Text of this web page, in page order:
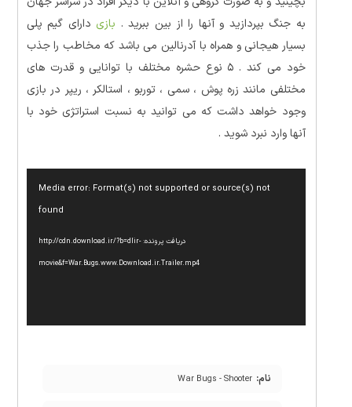
به جنگ بپردازید و آنها را از بین ببرید . بازی دارای گیم پلی
بسیار هیجانی و همراه با آدرنالین می باشد که مخاطب را جذب
خود می کند . ۵ نوع حشره مختلف با توانایی و قدرت های
مختلفی مانند زره پوش ، سمی ، توربو ، استالکر ، ریپر در بازی
وجود خواهد داشت که می توانید به نسبت استراتژی خود با
آنها وارد نبرد شوید .
Media error: Format(s) not supported or source(s) not
found
دریافت پرونده: http://cdn.download.ir/?b=dlir-
movie&f=War.Bugs.www.Download.ir.Trailer.mp4
نام: War Bugs - Shooter